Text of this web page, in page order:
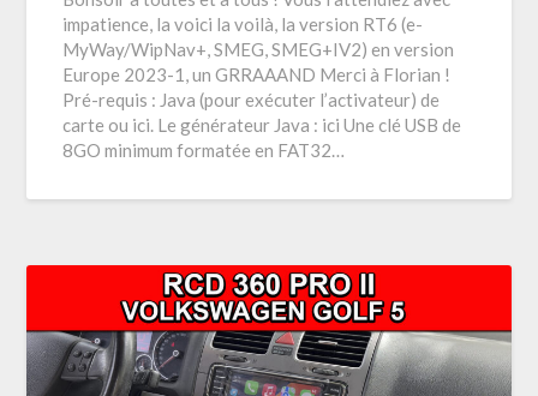
impatience, la voici la voilà, la version RT6 (e-
MyWay/WipNav+, SMEG, SMEG+IV2) en version
Europe 2023-1, un GRRAAAND Merci à Florian !
Pré-requis : Java (pour exécuter l’activateur) de
carte ou ici. Le générateur Java : ici Une clé USB de
8GO minimum formatée en FAT32…